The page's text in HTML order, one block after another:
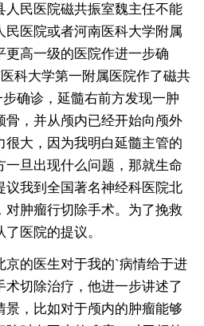
人民医院磁共振室魏主任不能
民医院或者河南医科大学附属
更高一级的医院作进一步确
科大学第一附属医院作了磁共
确诊，延髓右前方发现一肿
骨，并从颅内已经开始向颅外
很大，因为我明白延髓主管的
一旦出现什么问题，那就生命
议我到全国著名神经科医院北
对肿瘤行切除手术。为了挽救
医院的提议。
的医生对于我的`病情给于进
切除治疗，他进一步讲述了
景，比如对于颅内的肿瘤能够